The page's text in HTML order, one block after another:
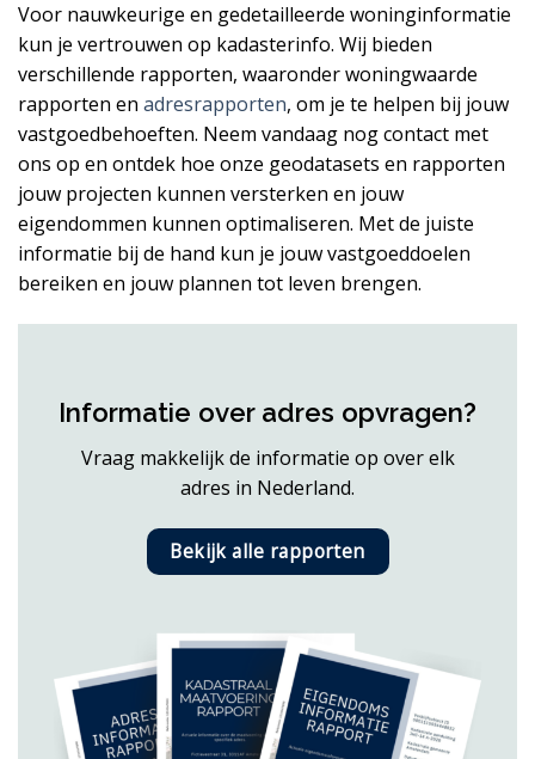
Voor nauwkeurige en gedetailleerde woninginformatie
kun je vertrouwen op kadasterinfo. Wij bieden
verschillende rapporten, waaronder woningwaarde
rapporten en adresrapporten, om je te helpen bij jouw
vastgoedbehoeften. Neem vandaag nog contact met
ons op en ontdek hoe onze geodatasets en rapporten
jouw projecten kunnen versterken en jouw
eigendommen kunnen optimaliseren. Met de juiste
informatie bij de hand kun je jouw vastgoeddoelen
bereiken en jouw plannen tot leven brengen.
Informatie over adres opvragen?
Vraag makkelijk de informatie op over elk
adres in Nederland.
Bekijk alle rapporten